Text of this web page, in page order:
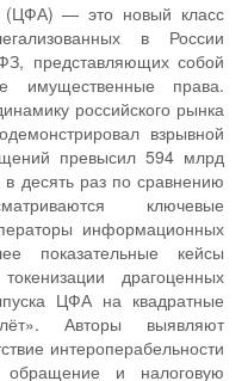
(ЦФА) — это новый класс
в России
представляющих собой
имущественные права.
российского рынка
взрывной
превысил 594 млрд
десять раз по сравнению
ключевые
информационных
показательные кейсы
драгоценных
ЦФА на квадратные
Авторы выявляют
интероперабельности
и налоговую